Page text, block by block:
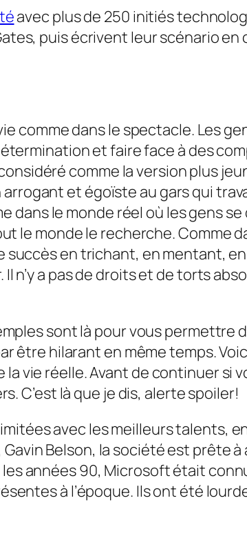
avec plus de 250 initiés
puis écrivent leur scénario
comme dans le spectacle. Les
et faire face à des
comme la version plus
et égoïste au gars qui
le monde réel où les gens
le monde le recherche. Comme
succès en trichant, en mentant,
a pas de droits et de torts
sont là pour vous permettre
être hilarant en même temps.
vie réelle. Avant de continuer si
C’est là que je dis, alerte spoiler!
avec les meilleurs talents,
Belson, la société est prête
années 90, Microsoft était
à l’époque. Ils ont été